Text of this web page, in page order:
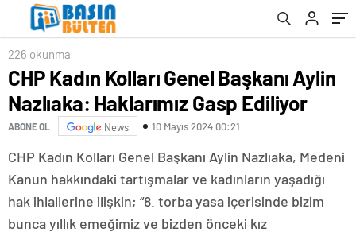
226 okunma
CHP Kadın Kolları Genel Başkanı Aylin
Nazlıaka: Haklarımız Gasp Ediliyor
ABONE OL News 10 Mayıs 2024 00:21
CHP Kadın Kolları Genel Başkanı Aylin Nazlıaka, Medeni
Kanun hakkındaki tartışmalar ve kadınların yaşadığı
hak ihlallerine ilişkin; “8. torba yasa içerisinde bizim
bunca yıllık emeğimiz ve bizden önceki kız